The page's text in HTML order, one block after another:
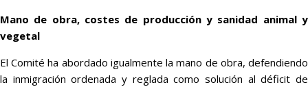
Mano de obra, costes de producción y sanidad animal y
vegetal
El Comité ha abordado igualmente la mano de obra, defendiendo
la inmigración ordenada y reglada como solución al déficit de